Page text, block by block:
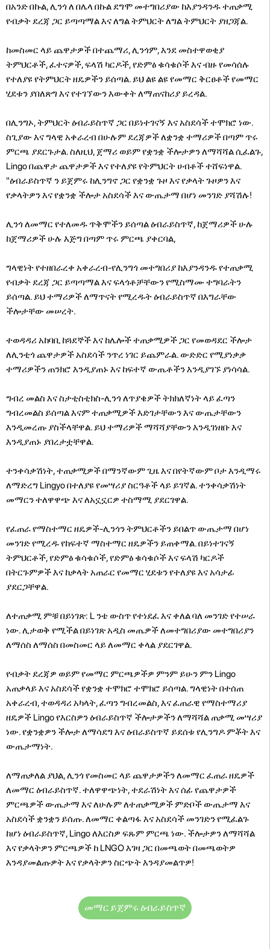
በአንድ በኩል, ሊንጎ ለ በሌላ በኩል ደግሞ መተግበሪያው ከእያንዳንዱ ተጠቃሚ
የብቃት ደረጃ ጋር ይጣጣማል እና ለግል ትምህርት ለግል ትምህርት ያዘጋጃል.
ከመስመር ላይ ጨዋታዎች በተጨማሪ, ሊንጎም, እንደ መስተዋወቂያ
ትምህርቶች, ፈተናዎች, ፍላሽ ካርዶች, የድምፅ ቁሳቁሶች እና ብዙ የመሳሰሉ
የተለያዩ የትምህርት ዘዴዎችን ይሰጣል. ይህ ልዩ ልዩ የመማር ቅርፀቶች የመማር
ሂደቱን ያበለጽግ እና የተገኘውን እውቀት ለማጠናከሪያ ይረዳል.
በሊንግኦ, ትምህርት ዕብራይስጥኛ ጋር በይነተገናኝ እና አስደሳች ተሞክሮ ነው.
ስጊያው እና ግላዊ አቀራረብ በሁሉም ደረጃዎች ለቋንቋ ተማሪዎች በጣም ጥሩ
ምርጫ ያደርጉታል. ስለዚህ, ጀማሪ ወይም የቋንቋ ችሎታዎን ለማሻሻል ሲፈልጉ,
Lingo በጨዋታ ጨዋታዎች እና የተለያዩ የትምህርት ሀብቶች ተሸፍነዋል.
"ዕብራይስጥኛ ን ይጀምሩ ከሊንግኖ ጋር የቋንቋ ጉዞ እና የቃላት ጉዞዎን እና
የቃላትዎን እና የቋንቋ ችሎታ አስደሳች እና ውጤታማ በሆነ መንገድ ያሻሽሉ!
ሊንጎ ለመማር የተለመዱ ጥቅሞችን ይሰጣል ዕብራይስጥኛ, ከጀማሪዎች ሁሉ
ከጀማሪዎች ሁሉ እጅግ በጣም ጥሩ ምርጫ ያቀርባል,
ግላዊነት የተዘበራረቀ አቀራረብ-የሊንግጎ መተግበሪያ ከእያንዳንዱ የተጠቃሚ
የብቃት ደረጃ ጋር ይጣጣማል እና ፍላጎቶቻቸውን የሚስማሙ ተግባራትን
ይሰጣል. ይህ ተማሪዎች ለማጥናት የሚረዱት ዕብራይስጥኛ በእግራቸው
ችሎታቸው መሠረት.
ተወዳዳሪ አከባቢ ከጓደኞች እና ከሌሎች ተጠቃሚዎች ጋር የመወዳደር ችሎታ
ለሊንቲጎ ጨዋታዎች አስደሳች ንጥረ ነገር ይጨምራል. ውድድር የሚያነቃቃ
ተማሪዎችን ጠንክሮ እንዲያጠኑ እና ከፍተኛ ውጤቶችን እንዲያገኙ ያነሳሳል.
ግብረ መልስ እና ስታቲስቲክስ-ሊንጎ ለጥያቄዎች ትክክለኛነት ላይ ፈጣን
ግብረመልስ ይሰጣል እናም ተጠቃሚዎች እድገታቸውን እና ውጤታቸውን
እንዲመረጡ ያስችላቸዋል. ይህ ተማሪዎች ማሻሻያቸውን እንዲገነዘቡ እና
እንዲያጠኑ ያበረታቷቸዋል.
ተንቀሳቃሽነት, ተጠቃሚዎች በማንኛውም ጊዜ እና በየትኛውም ቦታ እንዲማሩ
ለማድረግ Lingyo በተለያዩ የመሣሪያ ስርዓቶች ላይ ይገኛል. ተንቀሳቃሽነት
መማርን ተለዋዋጭ እና ለአኗኗርዎ ተስማሚ ያደርገዋል.
የፈጠራ የማስተማር ዘዴዎች-ሊንጎን ትምህርቶችን ይበልጥ ውጤታማ በሆነ
መንገድ የሚረዱ የከፍተኛ ማስተማር ዘዴዎችን ይጠቀማል. በይነተገናኝ
ትምህርቶች, የድምፅ ቁሳቁሶች, የድምፅ ቁሳቁሶች እና ፍላሽ ካርዶች
በትርጉምዎች እና ከቃላት አጠራር የመማር ሂደቱን የተለያዩ እና አሳታፊ
ያደርጋቸዋል.
ለተጠቃሚ ምቹ በይነገጽ: L ንቴ ውስጥ የተነደፈ እና ቀለል ባለ መንገድ የተሠራ
ነው. ሊታወቅ የሚችል በይነገጽ አዲስ መጤዎች ለመተግበሪያው መተግበሪያን
ለማሰስ ለማሰስ በመስመር ላይ ለመማር ቀላል ያደርገዋል.
የብቃት ደረጃዎ ወይም የመማር ምርጫዎችዎ ምንም ይሁን ምን Lingo
አጠቃላይ እና አስደሳች የቋንቋ ተሞክሮ ተሞክሮ ይሰጣል. ግላዊነት በተሰጠ
አቀራረብ, ተወዳዳሪ አካላት, ፈጣን ግብረመልስ, እና ፈጠራዊ የማስተማሪያ
ዘዴዎች Lingo የእርስዎን ዕብራይስጥኛ ችሎታዎችን ለማሻሻል ጠቃሚ መሣሪያ
ነው. የቋንቋዎን ችሎታ ለማሳደግ እና ዕብራይስጥኛ ይደሰቱ የሊንግዶ ምቾት እና
ውጤታማነት.
ለማጠቃለል ያህል, ሊንጎ የመስመር ላይ ጨዋታዎችን ለመማር ፈጠራ ዘዴዎች
ለመማር ዕብራይስጥኛ. ተለዋዋጭነት, ተደራሽነት እና ሰፊ የጨዋታዎች
ምርጫዎች ውጤታማ እና ለሁሉም ለተጠቃሚዎች ምድቦች ውጤታማ እና
አስደሳች ቋንቋን ይሰጡ. ለመማር ቀልጣፋ እና አስደሳች መንገድን የሚፈልጉ
ከሆነ ዕብራይስጥኛ, Lingo ለእርስዎ ፍጹም ምርጫ ነው. ችሎታዎን ለማሻሻል
እና የቃላትዎን ምርጫዎች ከ LNGO እገዛ ጋር በመጫወት በመጫወትዎ
እንዳያመልጡዎት እና የቃላትዎን ስርጭት እንዳያመልጥዎ!
መማር ይጀምሩ ዕብራይስጥኛ